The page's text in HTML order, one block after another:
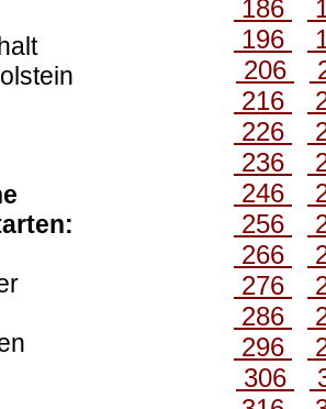
186
196
206
216
226
236
246
256
266
276
286
296
306